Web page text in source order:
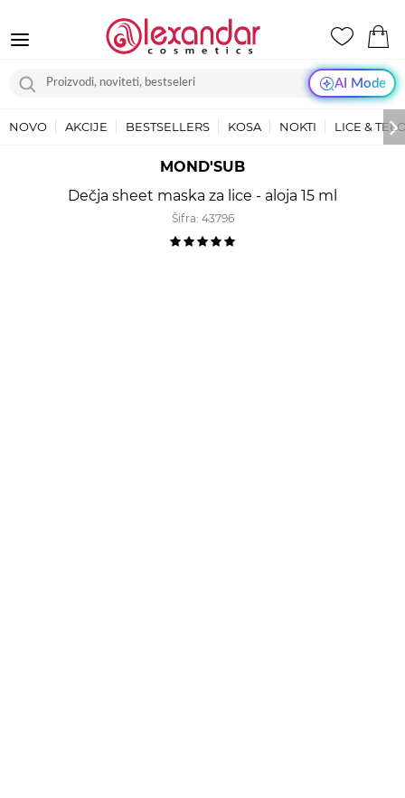
AI Mode
NOVO AKCIJE BESTSELLERS KOSA NOKTI LICE &
MOND'SUB
Dečja sheet maska za lice - aloja 15 ml
Šifra: 43796